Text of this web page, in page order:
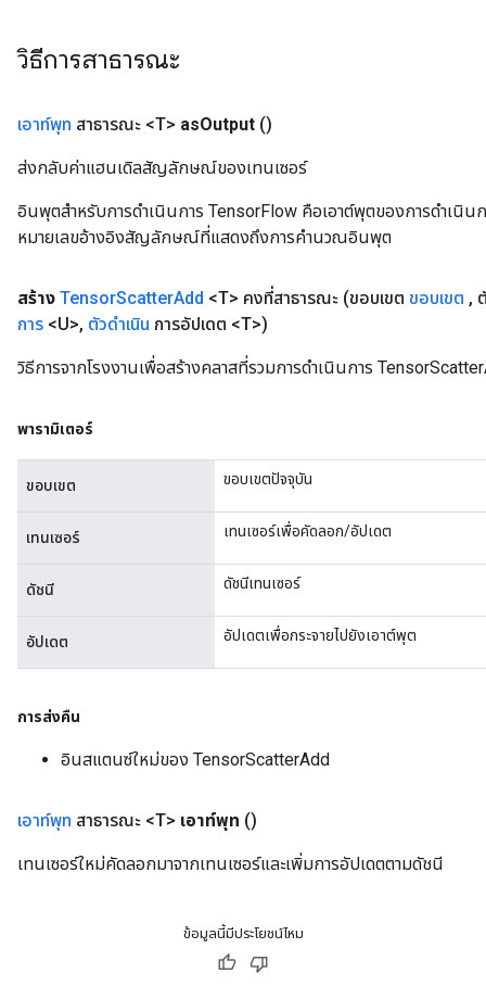
วิธีการสาธารณะ
เอาท์พุท สาธารณะ <T> asOutput ()
ส่งกลับค่าแฮนเดิลสัญลักษณ์ของเทนเซอร์
อินพุตสำหรับการดำเนินการ TensorFlow คือเอาต์พุตของการดำเนิน
หมายเลขอ้างอิงสัญลักษณ์ที่แสดงถึงการคำนวณอินพุต
สร้าง TensorScatterAdd <T> คงที่สาธารณะ (ขอบเขต ขอบเขต ,
การ <U>, ตัวดำเนิน การอัปเดต <T>)
วิธีการจากโรงงานเพื่อสร้างคลาสที่รวมการดำเนินการ
พารามิเตอร์
ขอบเขต ขอบเขตปัจจุบัน
เทนเซอร์ เทนเซอร์เพื่อคัดลอก/อัปเดต
ดัชนี ดัชนีเทนเซอร์
อัปเดต อัปเดตเพื่อกระจายไปยังเอาต์พุต
การส่งคืน
อินสแตนซ์ใหม่ของ TensorScatterAdd
เอาท์พุท สาธารณะ <T> เอาท์พุท ()
เทนเซอร์ใหม่คัดลอกมาจากเทนเซอร์และเพิ่มการอัปเดตตามดัชนี
ข้อมูลนี้มีประโยชน์ไหม